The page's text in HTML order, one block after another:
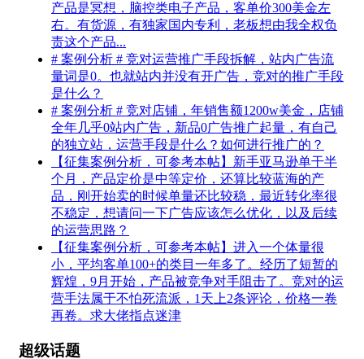
产品是冥想，脑控类电子产品，客单价300美金左
右。有货源，有独家国内专利，老板想由我全权负
责这个产品...
# 案例分析 # 竞对运营推广手段拆解，站内广告流
量词是0。也就站内并没有开广告，竞对的推广手段
是什么？
# 案例分析 # 竞对店铺，年销售额1200w美金，店铺
全年几乎0站内广告，新品0广告推广起量，有自己
的独立站，运营手段是什么？如何进行推广的？
【征集案例分析，可参考本帖】新手亚马逊单干半
个月，产品定价是中等定价，还算比较蓝海的产
品，刚开始卖的时候单量还比较稳，最近转化率很
不稳定，想请问一下广告应该怎么优化，以及后续
的运营思路？
【征集案例分析，可参考本帖】进入一个体量很
小，平均客单100+的类目一年多了。经历了短暂的
辉煌，9月开始，产品被竞争对手阻击了。竞对的运
营手法属于不怕死流派，1天上2条评论，价格一卷
再卷。求大佬指点迷津
超级话题